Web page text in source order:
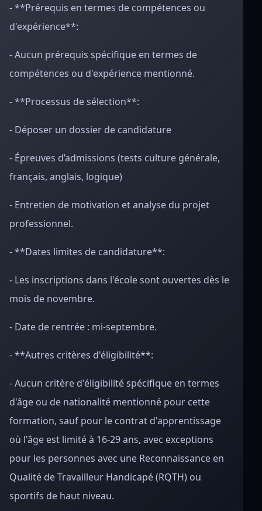
- **Prérequis en termes de compétences ou
d'expérience**:
- Aucun prérequis spécifique en termes de
compétences ou d'expérience mentionné.
- **Processus de sélection**:
- Déposer un dossier de candidature
- Épreuves d’admissions (tests culture générale,
français, anglais, logique)
- Entretien de motivation et analyse du projet
professionnel.
- **Dates limites de candidature**:
- Les inscriptions dans l'école sont ouvertes dès le
mois de novembre.
- Date de rentrée : mi-septembre.
- **Autres critères d'éligibilité**:
- Aucun critère d'éligibilité spécifique en termes
d'âge ou de nationalité mentionné pour cette
formation, sauf pour le contrat d'apprentissage
où l'âge est limité à 16-29 ans, avec exceptions
pour les personnes avec une Reconnaissance en
Qualité de Travailleur Handicapé (RQTH) ou
sportifs de haut niveau.